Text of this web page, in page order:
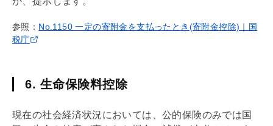
参照： No.1150 一定の寄附金を支払ったとき(寄附金控除)｜国
税庁
6. 生命保険料控除
現在の社会経済状況においては、公的保険のみでは国